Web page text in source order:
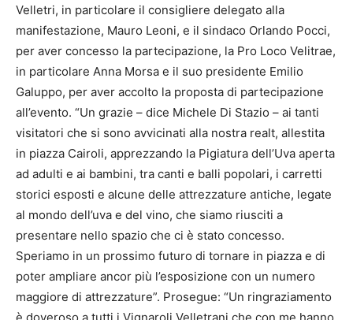
Velletri, in particolare il consigliere delegato alla
manifestazione, Mauro Leoni, e il sindaco Orlando Pocci,
per aver concesso la partecipazione, la Pro Loco Velitrae,
in particolare Anna Morsa e il suo presidente Emilio
Galuppo, per aver accolto la proposta di partecipazione
all’evento. “Un grazie – dice Michele Di Stazio – ai tanti
visitatori che si sono avvicinati alla nostra realt, allestita
in piazza Cairoli, apprezzando la Pigiatura dell’Uva aperta
ad adulti e ai bambini, tra canti e balli popolari, i carretti
storici esposti e alcune delle attrezzature antiche, legate
al mondo dell’uva e del vino, che siamo riusciti a
presentare nello spazio che ci è stato concesso.
Speriamo in un prossimo futuro di tornare in piazza e di
poter ampliare ancor più l’esposizione con un numero
maggiore di attrezzature”. Prosegue: “Un ringraziamento